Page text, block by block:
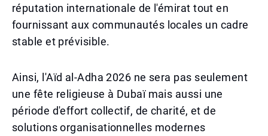
réputation internationale de l'émirat tout en
fournissant aux communautés locales un cadre
stable et prévisible.
Ainsi, l'Aïd al-Adha 2026 ne sera pas seulement
une fête religieuse à Dubaï mais aussi une
période d'effort collectif, de charité, et de
solutions organisationnelles modernes